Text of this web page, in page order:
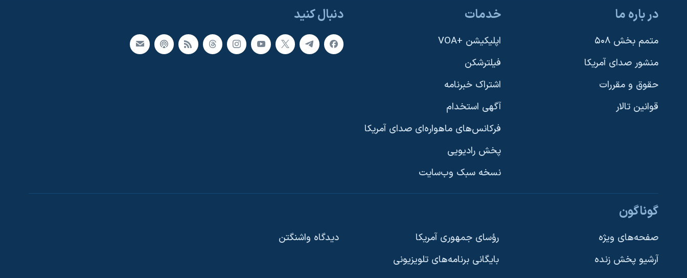
دنبال کنید
زبانهای مختلف
دنبال کنید در باره ما
متمم بخش ۵۰۸
منشور صدای آمریکا
حقوق و مقررات
قوانین تالار
خدمات
اپلیکیشن +VOA
فیلترشکن
اشتراک خبرنامه
آگهی استخدام
فرکانس‌های ماهواره‌ای صدای آمریکا
پخش رادیویی
نسخه سبک وب‌سایت
گوناگون
صفحه‌های ویژه
آرشیو پخش زنده
رؤسای جمهوری آمریکا
بایگانی برنامه‌های تلویزیونی
دیدگاه‌ واشنگتن